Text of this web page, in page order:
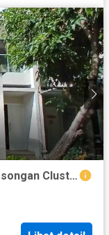
Di Sewakan Rumah Baru 2 Lantai Kosongan Cluster Eropa Sedayu City